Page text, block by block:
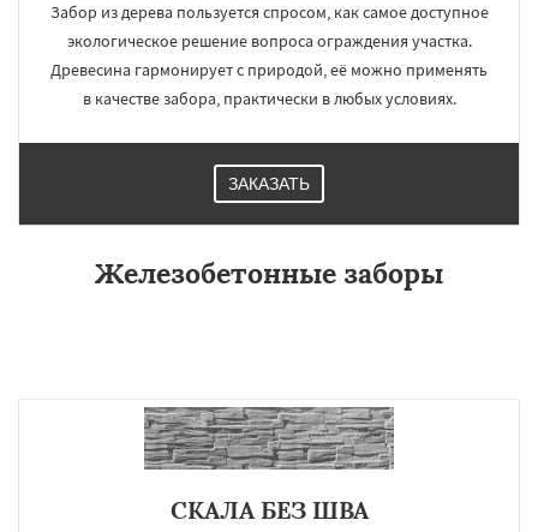
Забор из дерева пользуется спросом, как самое доступное
экологическое решение вопроса ограждения участка.
Древесина гармонирует с природой, её можно применять
в качестве забора, практически в любых условиях.
ЗАКАЗАТЬ
Железобетонные заборы
СКАЛА БЕЗ ШВА